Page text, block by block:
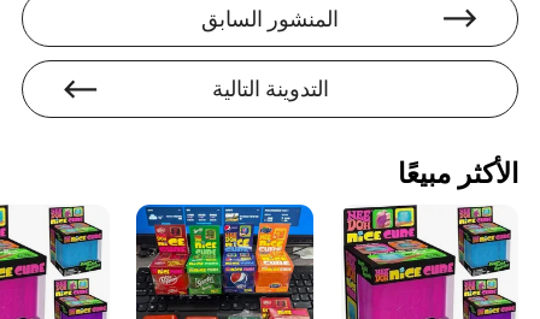
المنشور السابق
التدوينة التالية
الأكثر مبيعًا